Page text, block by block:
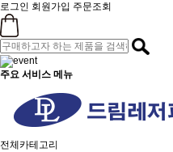
로그인 회원가입 주문조회
주요 서비스 메뉴
전체카테고리